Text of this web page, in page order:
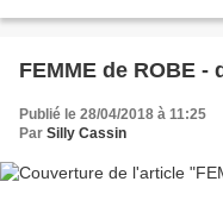
FEMME de ROBE -
Publié le 28/04/2018 à 11:25
Par Silly Cassin